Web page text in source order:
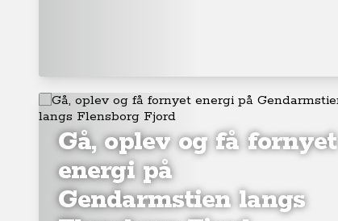
Gå, oplev og få fornyet
energi på
Gendarmstien langs